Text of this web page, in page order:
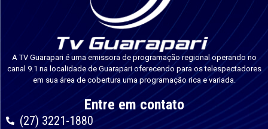
A TV Guarapari é uma emissora de programação regional operando no
canal 9.1 na localidade de Guarapari oferecendo para os telespectadores
em sua área de cobertura uma programação rica e variada.
Entre em contato
(27) 3221-1880